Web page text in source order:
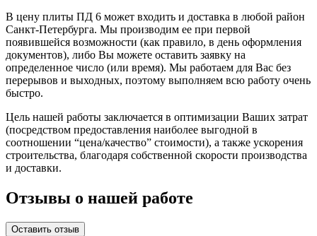
В цену плиты ПД 6 может входить и доставка в любой район
Санкт-Петербурга. Мы производим ее при первой
появившейся возможности (как правило, в день оформления
документов), либо Вы можете оставить заявку на
определенное число (или время). Мы работаем для Вас без
перерывов и выходных, поэтому выполняем всю работу очень
быстро.
Цель нашей работы заключается в оптимизации Ваших затрат
(посредством предоставления наиболее выгодной в
соотношении “цена/качество” стоимости), а также ускорения
строительства, благодаря собственной скорости производства
и доставки.
Отзывы о нашей работе
Оставить отзыв